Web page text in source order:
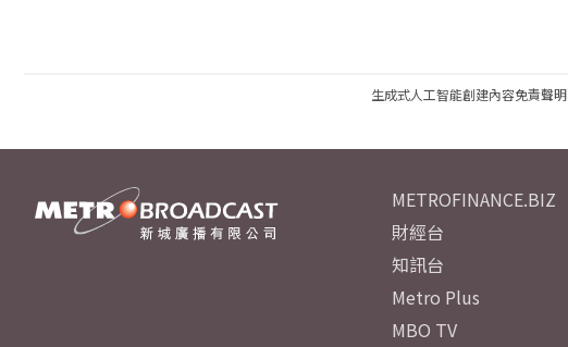
生成式人工智能創建內容免責聲明
METROFINANCE.BIZ
財經台
知訊台
Metro Plus
MBO TV